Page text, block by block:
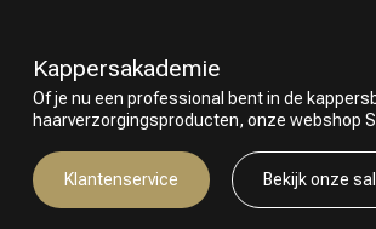
Kappersakademie
Of je nu een professional bent in de
haarverzorgingsproducten, onze webshop
Klantenservice Bekijk onze